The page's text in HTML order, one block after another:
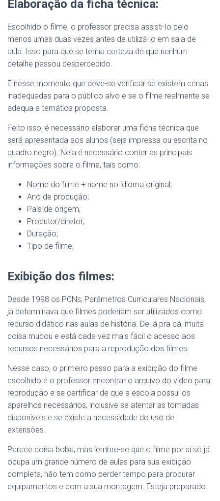
Elaboração da ficha técnica:
Escolhido o filme, o professor precisa assisti-lo pelo
menos umas duas vezes antes de utilizá-lo em sala de
aula. Isso para que se tenha certeza de que nenhum
detalhe passou despercebido.
É nesse momento que deve-se verificar se existem cenas
inadequadas para o público alvo e se o filme realmente se
adequa a temática proposta.
Feito isso, é necessário elaborar uma ficha técnica que
será apresentada aos alunos (seja impressa ou escrita no
quadro negro). Nela é necessário conter as principais
informações sobre o filme, tais como:
Nome do filme + nome no idioma original;
Ano de produção;
País de origem;
Produtor/diretor;
Duração;
Tipo de filme;
Exibição dos filmes:
Desde 1998 os PCNs, Parâmetros Curriculares Nacionais,
já determinava que filmes poderiam ser utilizados como
recurso didático nas aulas de história. De lá pra cá, muita
coisa mudou e está cada vez mais fácil o acesso aos
recursos necessários para a reprodução dos filmes.
Nesse caso, o primeiro passo para a exibição do filme
escolhido é o professor encontrar o arquivo do vídeo para
reprodução e se certificar de que a escola possui os
aparelhos necessários, inclusive se atentar as tomadas
disponíveis e se existe a necessidade do uso de
extensões.
Parece coisa boba, mas lembre-se que o filme por si só já
ocupa um grande número de aulas para sua exibição
completa, não tem como perder tempo para procurar
equipamentos e com a sua montagem. Esteja preparado.